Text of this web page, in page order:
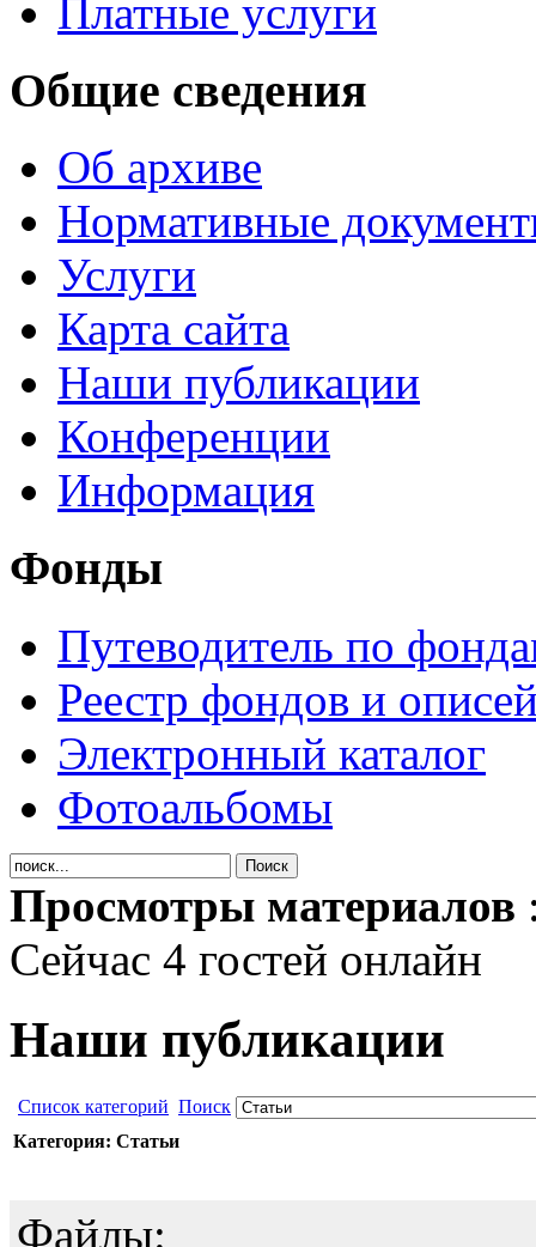
Платные услуги
Общие сведения
Об архиве
Нормативные
Услуги
Карта сайта
Наши публикации
Конференции
Информация
Фонды
Путеводитель по
Реестр фондов и
Электронный каталог
Фотоальбомы
Просмотры материалов
Сейчас 4 гостей онлайн
Наши публикации
Список категорий Поиск
Категория: Статьи
Файлы: